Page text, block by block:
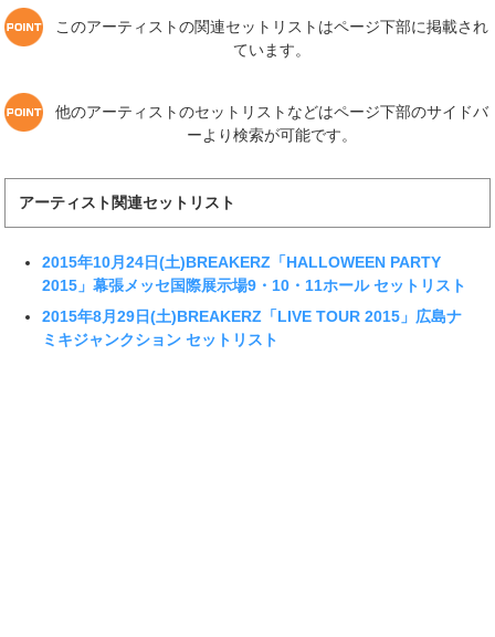
このアーティストの関連セットリストはページ下部に掲載され
ています。
他のアーティストのセットリストなどはページ下部のサイドバ
ーより検索が可能です。
アーティスト関連セットリスト
2015年10月24日(土)BREAKERZ「HALLOWEEN PARTY
2015」幕張メッセ国際展示場9・10・11ホール セットリスト
2015年8月29日(土)BREAKERZ「LIVE TOUR 2015」広島ナ
ミキジャンクション セットリスト